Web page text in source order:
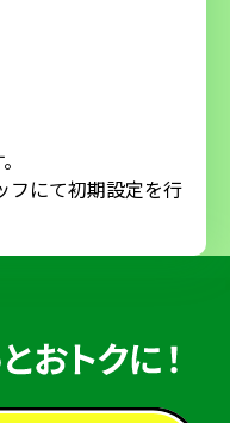
フにて初期設定を行